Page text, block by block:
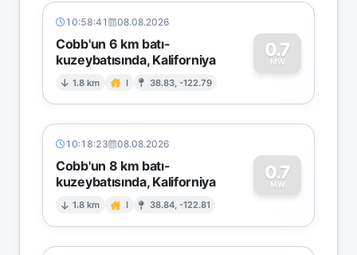
10:58:41 08.08.2026
Cobb'un 6 km batı-
kuzeybatısında, Kaliforniya
1.8 km I 38.83, -122.79
0.7
MW
0
10:18:23 08.08.2026
Cobb'un 8 km batı-
kuzeybatısında, Kaliforniya
1.8 km I 38.84, -122.81
0.7
MW
0